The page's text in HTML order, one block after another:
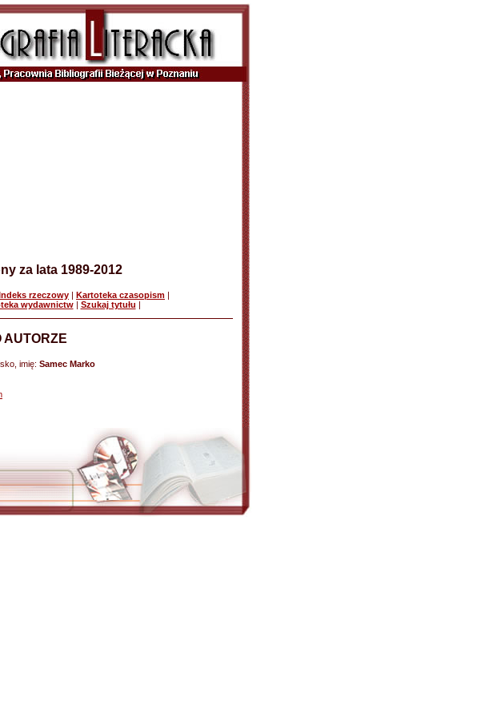
za lata 1989-2012
rzeczowy | Kartoteka czasopism |
wydawnictw| Szukaj tytułu |
AUTORZE
imię: Samec Marko